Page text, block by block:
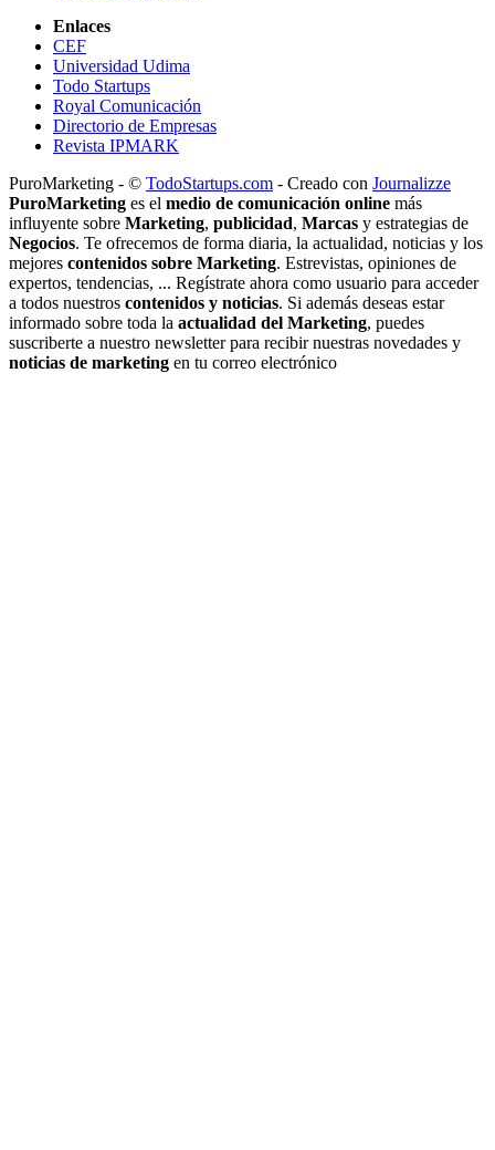
Enlaces
CEF
Universidad Udima
Todo Startups
Royal Comunicación
Directorio de Empresas
Revista IPMARK
PuroMarketing - © TodoStartups.com - Creado con Journalizze
PuroMarketing es el medio de comunicación online más
influyente sobre Marketing, publicidad, Marcas y estrategias de
Negocios. Te ofrecemos de forma diaria, la actualidad, noticias y los
mejores contenidos sobre Marketing. Estrevistas, opiniones de
expertos, tendencias, ... Regístrate ahora como usuario para acceder
a todos nuestros contenidos y noticias. Si además deseas estar
informado sobre toda la actualidad del Marketing, puedes
suscriberte a nuestro newsletter para recibir nuestras novedades y
noticias de marketing en tu correo electrónico